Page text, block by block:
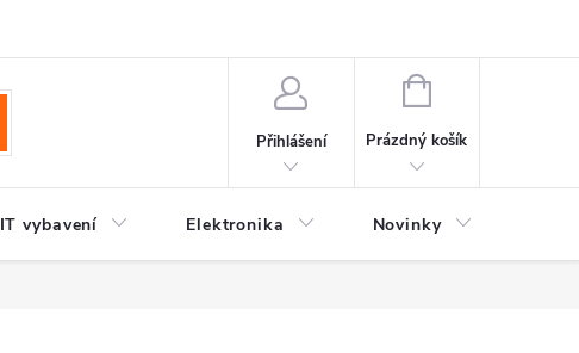
Přihlášení
NÁKUPNÍ
Prázdný košík
IT vybavení Elektronika Novinky